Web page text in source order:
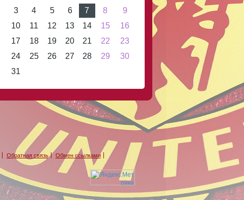
3
4 5 6 7 8
9
10
11 12 13 14 15
16
17
18 19 20 21 22
23
24
25 26 27 28 29
30
31
Обратная связь Обмен ссылками